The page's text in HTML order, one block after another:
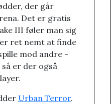
der går
Det er gratis
III føler man sig
ret nemt at finde
mod andre -
er der også
Urban Terror.